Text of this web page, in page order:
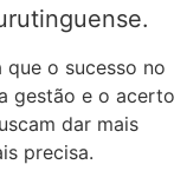
o sucesso no
gestão e o acerto
dar mais
precisa.